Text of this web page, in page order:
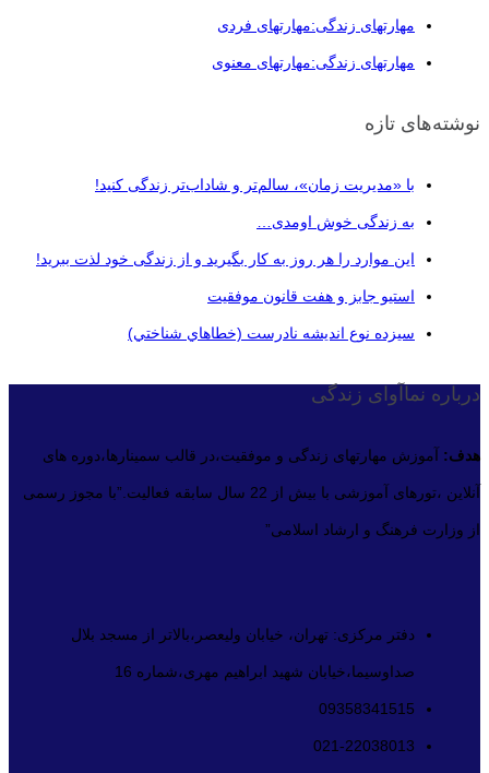
مهارتهای زندگی:مهارتهای فردی
مهارتهای زندگی:مهارتهای معنوی
نوشته‌های تازه
با «مدیریت زمان»، سالم‌تر و شاداب‌تر زندگی کنید!
به زندگی خوش اومدی…
این موارد را هر روز به کار بگیرید و از زندگی خود لذت ببرید!
استیو جابز و هفت قانون موفقیت
سيزده نوع انديشه نادرست (خطاهاي شناختي)
درباره نماآوای زندگی
هدف: آموزش مهارتهای زندگی و موفقیت،در قالب سمینارها،دوره های
آنلاین ،تورهای آموزشی با بیش از 22 سال سابقه فعالیت.”با مجوز رسمی
از وزارت فرهنگ و ارشاد اسلامی”
دفتر مرکزی: تهران، خیابان ولیعصر،بالاتر از مسجد بلال
صداوسیما،خیابان شهید ابراهیم مهری،شماره 16
09358341515
021-22038013